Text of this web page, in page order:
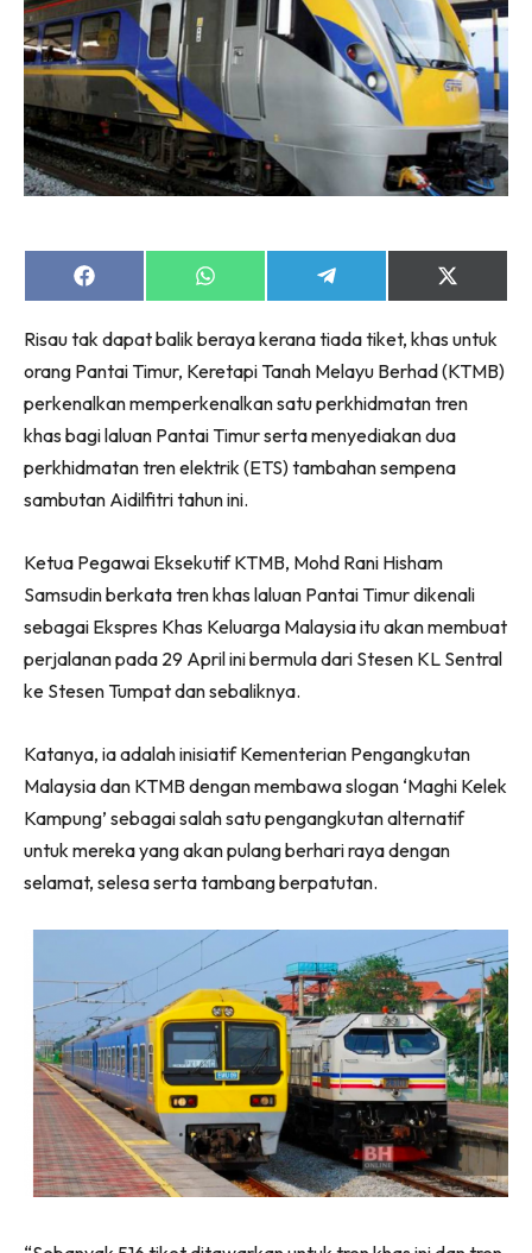
Share
on
Share
on
Share
on
Share
on
(Twitter)
Risau tak dapat balik beraya kerana tiada tiket, khas untuk
orang Pantai Timur, Keretapi Tanah Melayu Berhad (KTMB)
perkenalkan memperkenalkan satu perkhidmatan tren
khas bagi laluan Pantai Timur serta menyediakan dua
perkhidmatan tren elektrik (ETS) tambahan sempena
sambutan Aidilfitri tahun ini.
Ketua Pegawai Eksekutif KTMB, Mohd Rani Hisham
Samsudin berkata tren khas laluan Pantai Timur dikenali
sebagai Ekspres Khas Keluarga Malaysia itu akan membuat
perjalanan pada 29 April ini bermula dari Stesen KL Sentral
ke Stesen Tumpat dan sebaliknya.
Katanya, ia adalah inisiatif Kementerian Pengangkutan
Malaysia dan KTMB dengan membawa slogan ‘Maghi Kelek
Kampung’ sebagai salah satu pengangkutan alternatif
untuk mereka yang akan pulang berhari raya dengan
selamat, selesa serta tambang berpatutan.